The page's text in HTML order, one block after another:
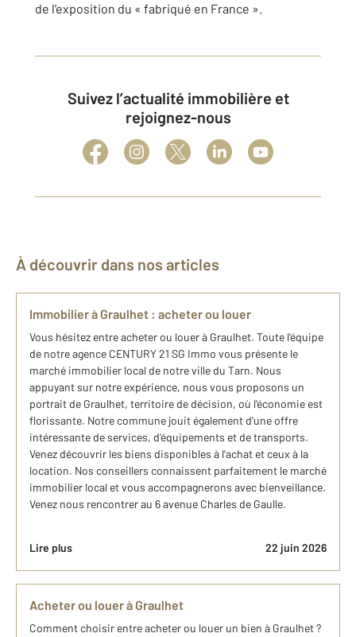
de l’exposition du « fabriqué en France ».
Suivez l’actualité immobilière et
rejoignez-nous
À découvrir dans nos articles
Immobilier à Graulhet : acheter ou louer
Vous hésitez entre acheter ou louer à Graulhet. Toute l'équipe
de notre agence CENTURY 21 SG Immo vous présente le
marché immobilier local de notre ville du Tarn. Nous
appuyant sur notre expérience, nous vous proposons un
portrait de Graulhet, territoire de décision, où l'économie est
florissante. Notre commune jouit également d'une offre
intéressante de services, d'équipements et de transports.
Venez découvrir les biens disponibles à l'achat et ceux à la
location. Nos conseillers connaissent parfaitement le marché
immobilier local et vous accompagnerons avec bienveillance.
Venez nous rencontrer au 6 avenue Charles de Gaulle.
Lire plus 22 juin 2026
Acheter ou louer à Graulhet
Comment choisir entre acheter ou louer un bien à Graulhet ?